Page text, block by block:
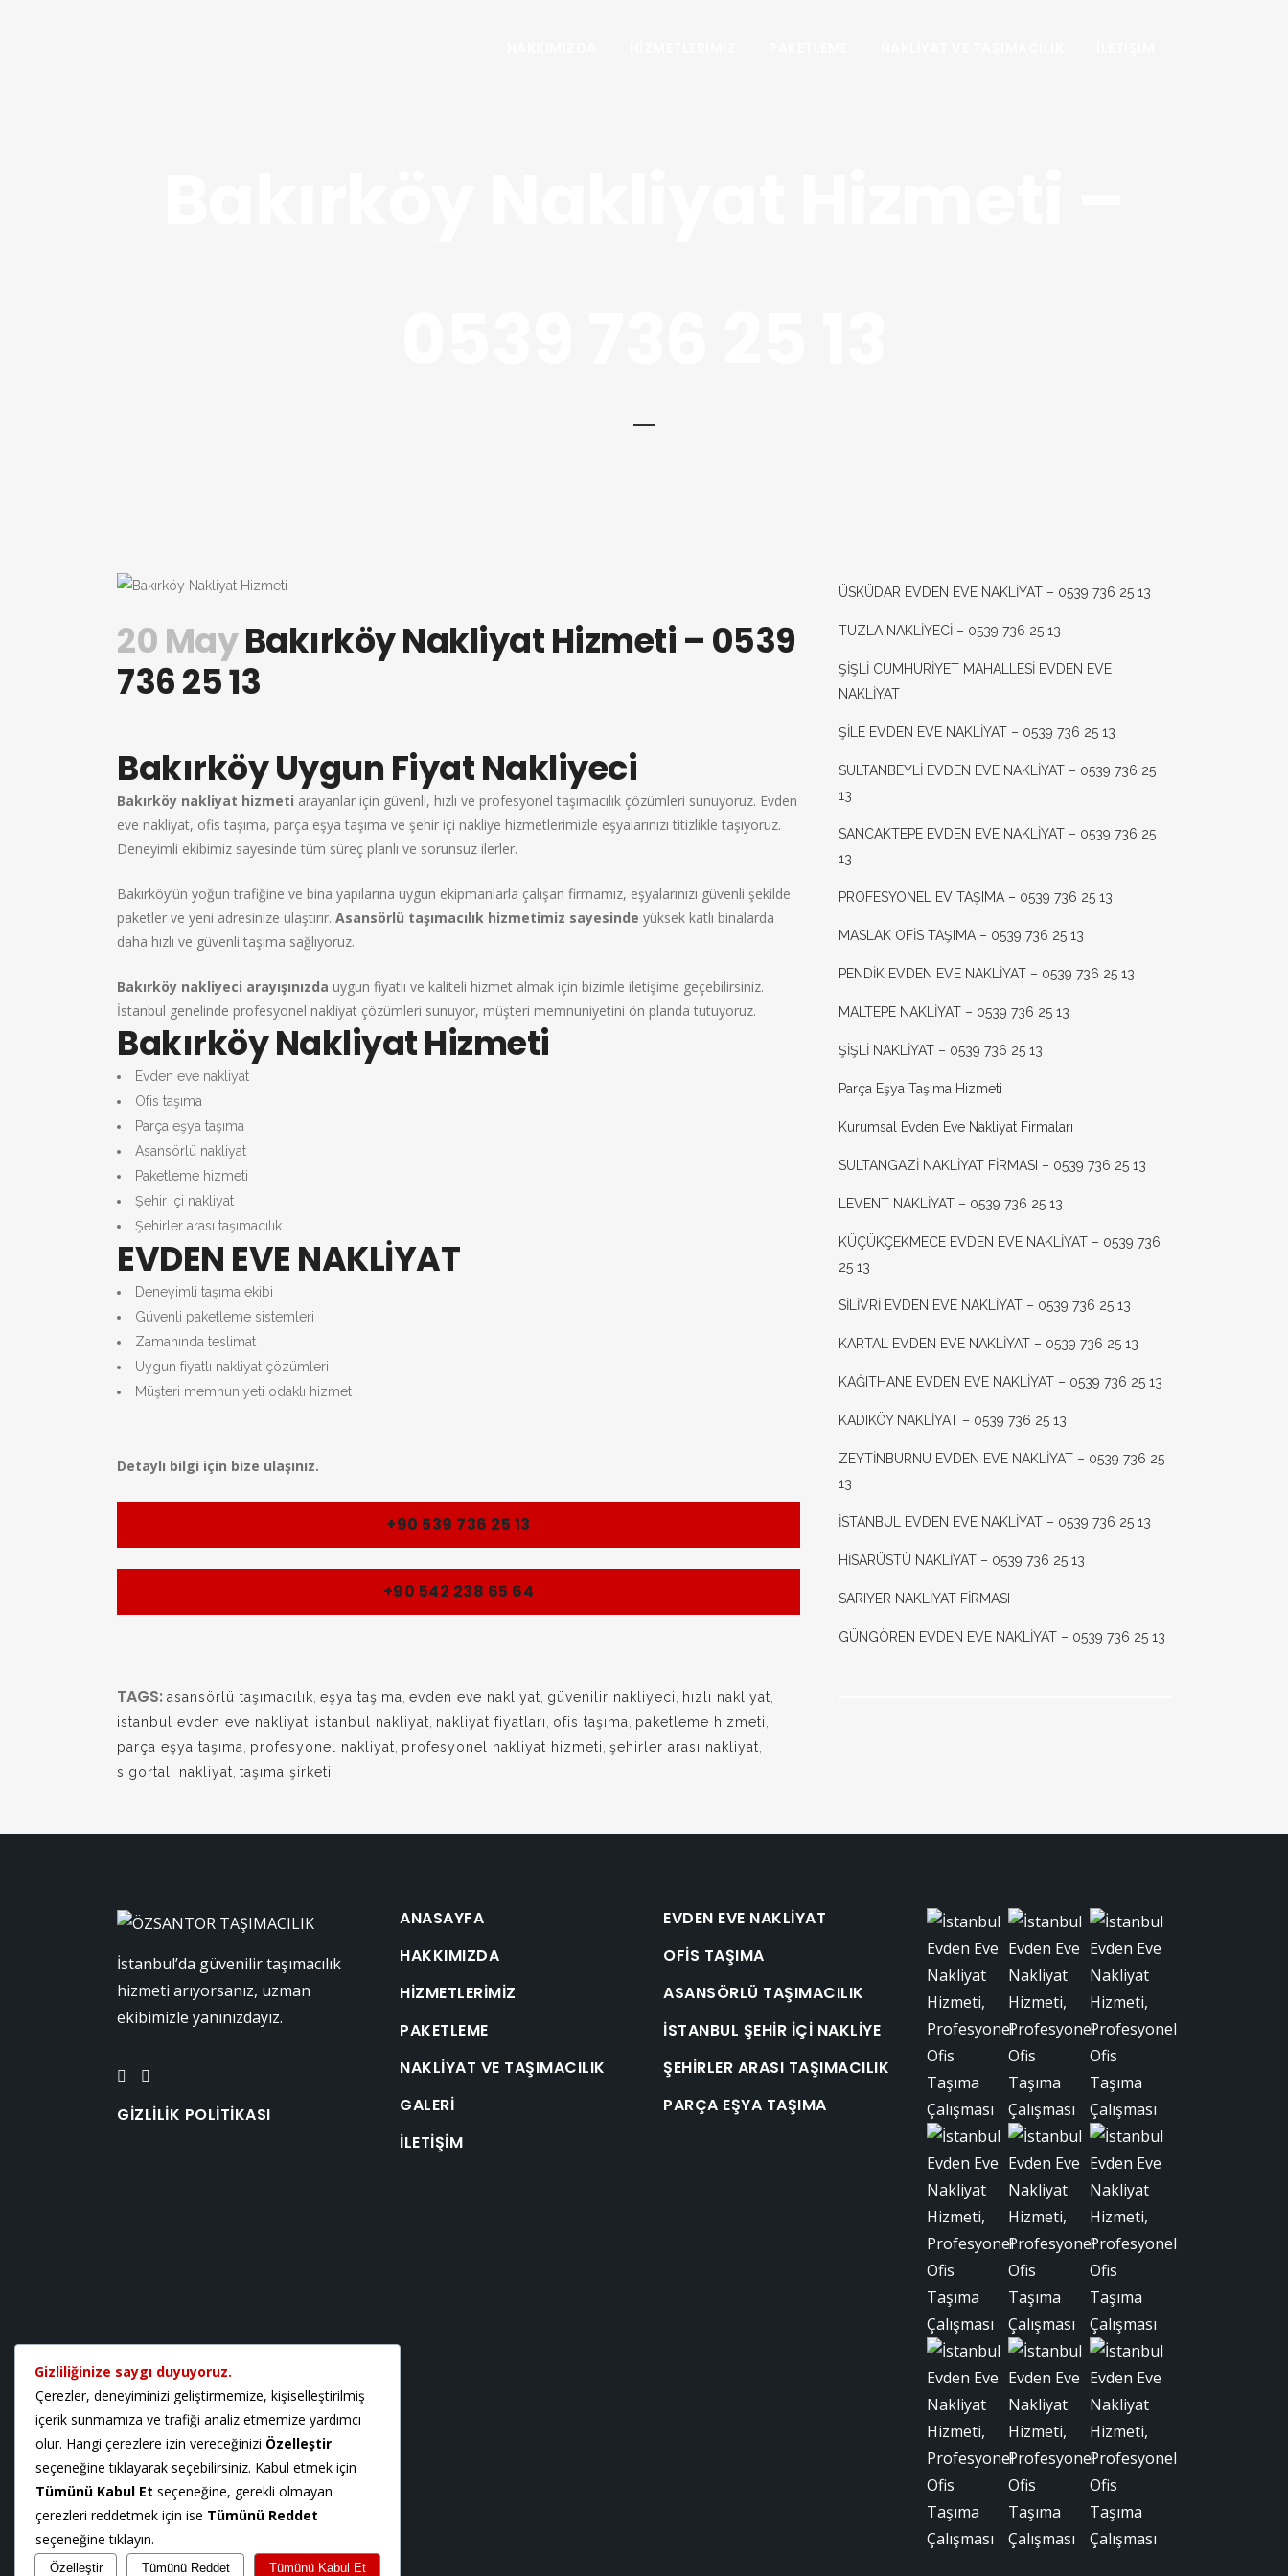
20 MayBakırköy Nakliyat Hizmeti – 0539
736 25 13
Bakırköy Uygun Fiyat Nakliyeci
Bakırköy nakliyat hizmeti arayanlar için güvenli, hızlı ve profesyonel taşımacılık çözümleri sunuyoruz. Evden
eve nakliyat, ofis taşıma, parça eşya taşıma ve şehir içi nakliye hizmetlerimizle eşyalarınızı titizlikle taşıyoruz.
Deneyimli ekibimiz sayesinde tüm süreç planlı ve sorunsuz ilerler.
Bakırköy’ün yoğun trafiğine ve bina yapılarına uygun ekipmanlarla çalışan firmamız, eşyalarınızı güvenli şekilde
paketler ve yeni adresinize ulaştırır. Asansörlü taşımacılık hizmetimiz sayesinde yüksek katlı binalarda
daha hızlı ve güvenli taşıma sağlıyoruz.
Bakırköy nakliyeci arayışınızda uygun fiyatlı ve kaliteli hizmet almak için bizimle iletişime geçebilirsiniz.
İstanbul genelinde profesyonel nakliyat çözümleri sunuyor, müşteri memnuniyetini ön planda tutuyoruz.
Bakırköy Nakliyat Hizmeti
Evden eve nakliyat
Ofis taşıma
Parça eşya taşıma
Asansörlü nakliyat
Paketleme hizmeti
Şehir içi nakliyat
Şehirler arası taşımacılık
EVDEN EVE NAKLİYAT
Deneyimli taşıma ekibi
Güvenli paketleme sistemleri
Zamanında teslimat
Uygun fiyatlı nakliyat çözümleri
Müşteri memnuniyeti odaklı hizmet
Detaylı bilgi için bize ulaşınız.
+90 539 736 25 13
+90 542 238 65 64
TAGS: asansörlü taşımacılık eşya taşıma evden eve nakliyat güvenilir nakliyeci hızlı nakliyat
istanbul evden eve nakliyat istanbul nakliyat nakliyat fiyatları ofis taşıma paketleme hizmeti
parça eşya taşıma
profesyonel nakliyat profesyonel nakliyat hizmeti şehirler arası nakliyat
sigortalı nakliyat taşıma şirketi
ÜSKÜDAR EVDEN EVE NAKLİYAT – 0539 736 25 13
TUZLA NAKLİYECİ – 0539 736 25 13
ŞİŞLİ CUMHURİYET MAHALLESİ EVDEN EVE
NAKLİYAT
ŞİLE EVDEN EVE NAKLİYAT – 0539 736 25 13
SULTANBEYLİ EVDEN EVE NAKLİYAT – 0539 736 25
13
SANCAKTEPE EVDEN EVE NAKLİYAT – 0539 736 25
13
PROFESYONEL EV TAŞIMA – 0539 736 25 13
MASLAK OFİS TAŞIMA – 0539 736 25 13
PENDİK EVDEN EVE NAKLİYAT – 0539 736 25 13
MALTEPE NAKLİYAT – 0539 736 25 13
ŞİŞLİ NAKLİYAT – 0539 736 25 13
Parça Eşya Taşıma Hizmeti
Kurumsal Evden Eve Nakliyat Firmaları
SULTANGAZİ NAKLİYAT FİRMASI – 0539 736 25 13
LEVENT NAKLİYAT – 0539 736 25 13
KÜÇÜKÇEKMECE EVDEN EVE NAKLİYAT – 0539 736
25 13
SİLİVRİ EVDEN EVE NAKLİYAT – 0539 736 25 13
KARTAL EVDEN EVE NAKLİYAT – 0539 736 25 13
KAĞITHANE EVDEN EVE NAKLİYAT – 0539 736 25 13
KADIKÖY NAKLİYAT – 0539 736 25 13
ZEYTİNBURNU EVDEN EVE NAKLİYAT – 0539 736 25
13
İSTANBUL EVDEN EVE NAKLİYAT – 0539 736 25 13
HİSARÜSTÜ NAKLİYAT – 0539 736 25 13
SARIYER NAKLİYAT FİRMASI
GÜNGÖREN EVDEN EVE NAKLİYAT – 0539 736 25 13
İstanbul’da güvenilir taşımacılık
hizmeti arıyorsanız, uzman
ekibimizle yanınızdayız.
GIZLILIK POLITIKASI
ANASAYFA
HAKKIMIZDA
HIZMETLERIMIZ
PAKETLEME
NAKLIYAT VE TAŞIMACILIK
GALERI
İLETIŞIM
EVDEN EVE NAKLIYAT
OFIS TAŞIMA
ASANSÖRLÜ TAŞIMACILIK
İSTANBUL ŞEHIR İÇI NAKLIYE
ŞEHIRLER ARASI TAŞIMACILIK
PARÇA EŞYA TAŞIMA
Gizliliğinize saygı duyuyoruz.
Çerezler, deneyiminizi geliştirmemize, kişiselleştirilmiş
içerik sunmamıza ve trafiği analiz etmemize yardımcı
olur. Hangi çerezlere izin vereceğinizi Özelleştir
seçeneğine tıklayarak seçebilirsiniz. Kabul etmek için
Tümünü Kabul Et seçeneğine, gerekli olmayan
çerezleri reddetmek için ise Tümünü Reddet
seçeneğine tıklayın.
Özelleştir Tümünü Reddet Tümünü Kabul Et